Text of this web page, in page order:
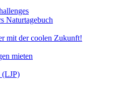
Naturtagebuch
mit der coolen Zukunft!
mieten
(LJP)